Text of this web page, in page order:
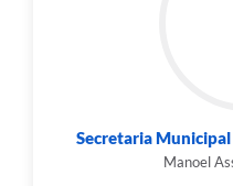
Secretaria
Manoel